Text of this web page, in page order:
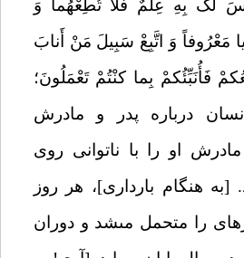
لَکَ بِهِ عِلْمٌ فَلا تُطِعْهُما وَ
مَعْرُوفاً وَ اتَّبِعْ سَبِیلَ مَنْ أَنابَ
فَأُنَبِّئُکمْ بِما کنْتُمْ تَعْمَلُونَ؛
درباره پدر و مادرش
او را با ناتوانى روى
[به هنگام باردارى]، هر روز
را متحمل مى‏شد و دوران